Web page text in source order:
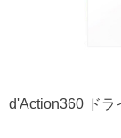
d'Action360 ドラ